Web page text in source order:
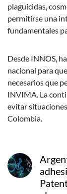
plaguicidas,
permitirse una
fundamentales
Desde INNOS,
nacional para
necesarios que
INVIMA. La
evitar
Colombia.